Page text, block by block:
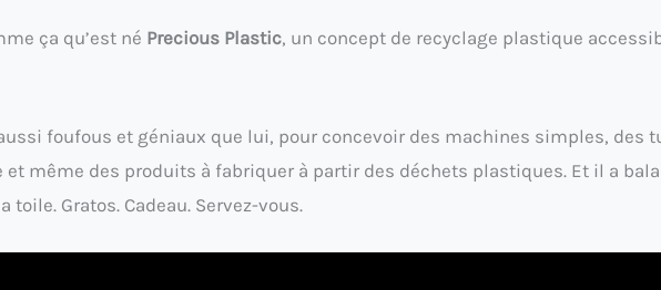
ça qu’est né Precious Plastic, un concept de recyclage plastique
foufous et géniaux que lui, pour concevoir des machines simples, des
même des produits à fabriquer à partir des déchets plastiques. Et il a
Gratos. Cadeau. Servez-vous.